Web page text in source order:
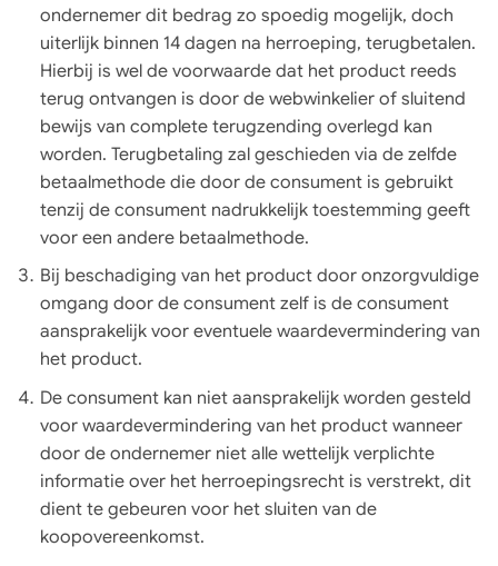
ondernemer dit bedrag zo spoedig mogelijk, doch
uiterlijk binnen 14 dagen na herroeping, terugbetalen.
Hierbij is wel de voorwaarde dat het product reeds
terug ontvangen is door de webwinkelier of sluitend
bewijs van complete terugzending overlegd kan
worden. Terugbetaling zal geschieden via de zelfde
betaalmethode die door de consument is gebruikt
tenzij de consument nadrukkelijk toestemming geeft
voor een andere betaalmethode.
Bij beschadiging van het product door onzorgvuldige
omgang door de consument zelf is de consument
aansprakelijk voor eventuele waardevermindering van
het product.
De consument kan niet aansprakelijk worden gesteld
voor waardevermindering van het product wanneer
door de ondernemer niet alle wettelijk verplichte
informatie over het herroepingsrecht is verstrekt, dit
dient te gebeuren voor het sluiten van de
koopovereenkomst.